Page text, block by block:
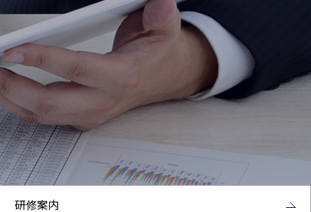
研修案内